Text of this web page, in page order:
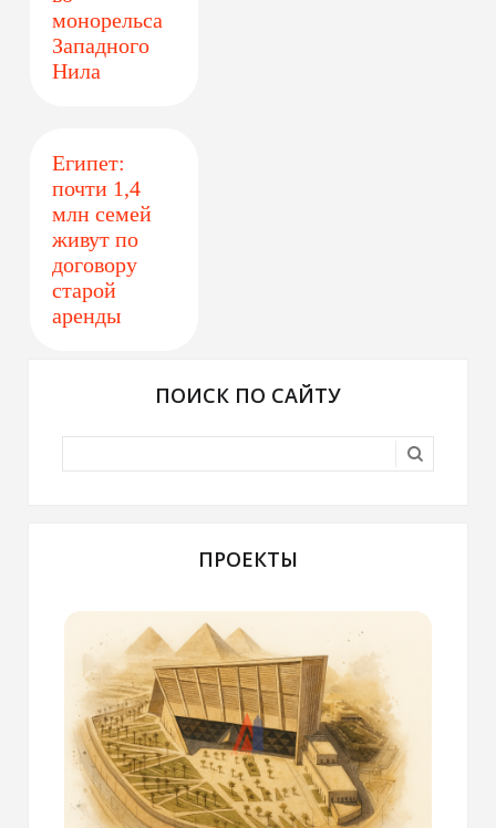
монорельса
Западного
Нила
Египет:
почти 1,4
млн семей
живут по
договору
старой
аренды
ПОИСК ПО САЙТУ
ПРОЕКТЫ